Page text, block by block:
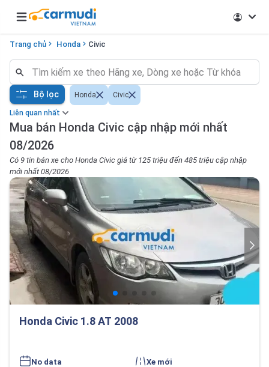
Open main menu
Trang chủ Honda Civic
Liên quan nhất
Mua bán Honda Civic cập nhập mới nhất
08/2026
Có 9 tin bán xe cho Honda Civic giá từ 125 triệu đến 485 triệu cập nhập
mới nhất 08/2026
Bộ lọc Honda Civic
Honda Civic 1.8 AT 2008
No data Xe mới